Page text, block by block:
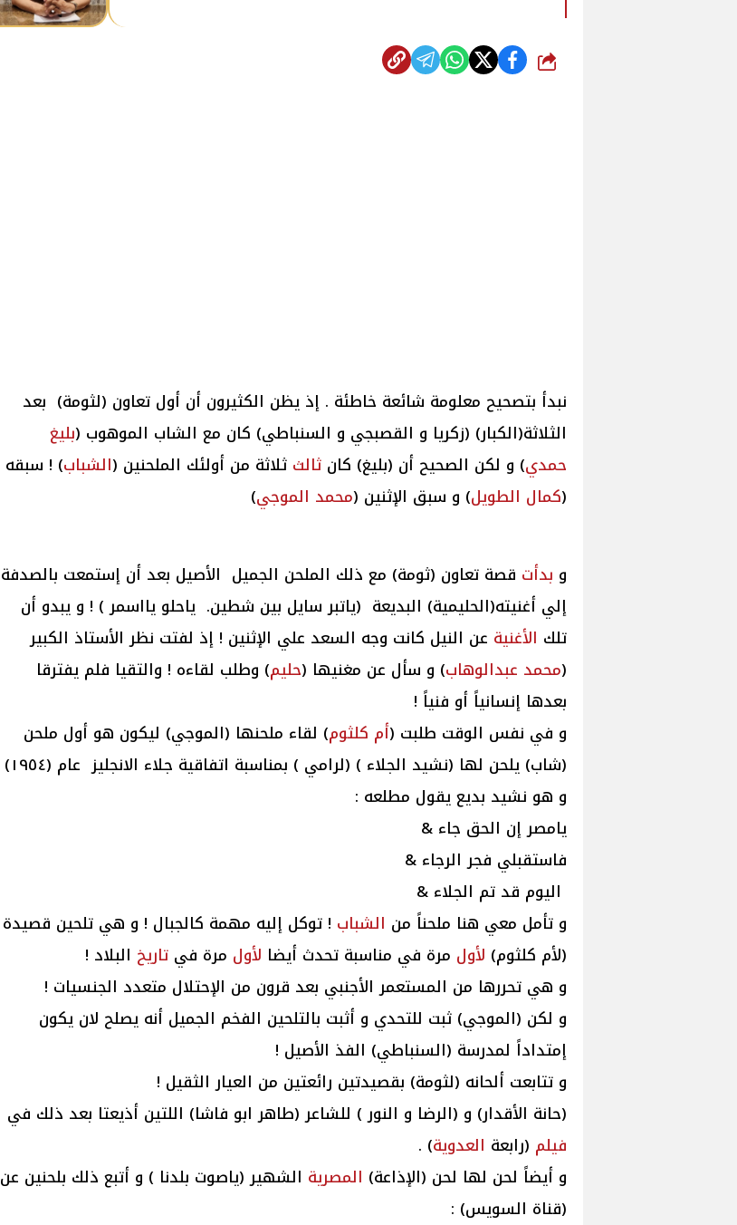
شارك
نبدأ بتصحيح معلومة شائعة خاطئة . إذ يظن الكثيرون أن أول تعاون (لثومة) بعد
الثلاثة(الكبار) (زكريا و القصبجي و السنباطي) كان مع الشاب الموهوب (بليغ
حمدي) و لكن الصحيح أن (بليغ) كان ثالث ثلاثة من أولئك الملحنين (الشباب) ! سبقه
(كمال الطويل) و سبق الإثنين (محمد الموجي)
و بدأت قصة تعاون (ثومة) مع ذلك الملحن الجميل الأصيل بعد أن إستمعت بالصدفة
إلي أغنيته(الحليمية) البديعة (ياتبر سايل بين شطين. ياحلو يااسمر ) ! و يبدو أن
تلك الأغنية عن النيل كانت وجه السعد علي الإثنين ! إذ لفتت نظر الأستاذ الكبير
(محمد عبدالوهاب) و سأل عن مغنيها (حليم) وطلب لقاءه ! والتقيا فلم يفترقا
بعدها إنسانياً أو فنياً !
و في نفس الوقت طلبت (أم كلثوم) لقاء ملحنها (الموجي) ليكون هو أول ملحن
(شاب) يلحن لها (نشيد الجلاء ) (لرامي ) بمناسبة اتفاقية جلاء الانجليز عام (١٩٥٤)
و هو نشيد بديع يقول مطلعه :
يامصر إن الحق جاء &
فاستقبلي فجر الرجاء &
اليوم قد تم الجلاء &
و تأمل معي هنا ملحناً من الشباب ! توكل إليه مهمة كالجبال ! و هي تلحين قصيدة
(لأم كلثوم) لأول مرة في مناسبة تحدث أيضا لأول مرة في تاريخ البلاد !
و هي تحررها من المستعمر الأجنبي بعد قرون من الإحتلال متعدد الجنسيات !
و لكن (الموجي) ثبت للتحدي و أثبت بالتلحين الفخم الجميل أنه يصلح لان يكون
إمتداداً لمدرسة (السنباطي) الفذ الأصيل !
و تتابعت ألحانه (لثومة) بقصيدتين رائعتين من العيار الثقيل !
(حانة الأقدار) و (الرضا و النور ) للشاعر (طاهر ابو فاشا) اللتين أذيعتا بعد ذلك في
فيلم (رابعة العدوية) .
و أيضاً لحن لها لحن (الإذاعة) المصرية الشهير (ياصوت بلدنا ) و أتبع ذلك بلحنين عن
(قناة السويس) :